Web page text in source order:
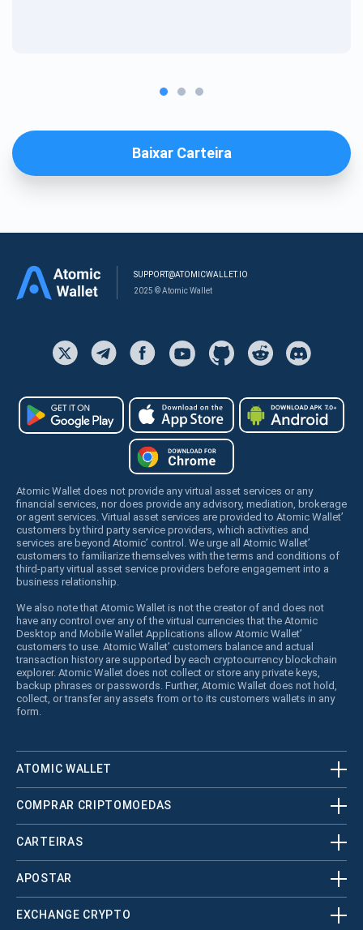
Baixar Carteira
SUPPORT@ATOMICWALLET.IO
2025 © Atomic Wallet
Atomic Wallet does not provide any virtual asset services or any
financial services, nor does provide any advisory, mediation, brokerage
or agent services. Virtual asset services are provided to Atomic Wallet’
customers by third party service providers, which activities and
services are beyond Atomic’ control. We urge all Atomic Wallet’
customers to familiarize themselves with the terms and conditions of
third-party virtual asset service providers before engagement into a
business relationship.
We also note that Atomic Wallet is not the creator of and does not
have any control over any of the virtual currencies that the Atomic
Desktop and Mobile Wallet Applications allow Atomic Wallet’
customers to use. Atomic Wallet’ customers balance and actual
transaction history are supported by each cryptocurrency blockchain
explorer. Atomic Wallet does not collect or store any private keys,
backup phrases or passwords. Further, Atomic Wallet does not hold,
collect, or transfer any assets from or to its customers wallets in any
form.
ATOMIC WALLET
COMPRAR CRIPTOMOEDAS
CARTEIRAS
APOSTAR
EXCHANGE CRYPTO